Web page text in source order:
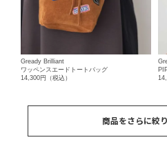
Gready Brilliant
ワッペンスエードトートバッグ
14,300円（税込）
商品をさらに絞